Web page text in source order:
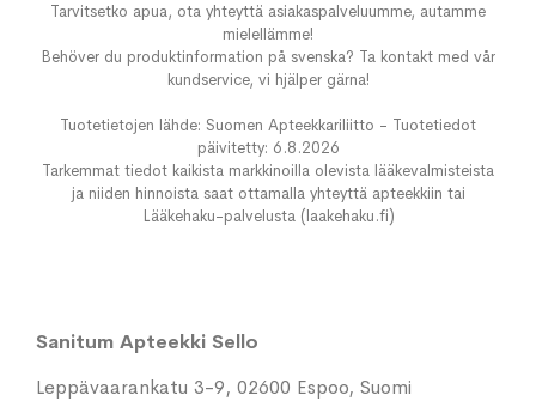
Tarvitsetko apua, ota yhteyttä asiakaspalveluumme, autamme
mielellämme!
Behöver du produktinformation på svenska? Ta kontakt med vår
kundservice, vi hjälper gärna!
Tuotetietojen lähde: Suomen Apteekkariliitto - Tuotetiedot
päivitetty: 6.8.2026
Tarkemmat tiedot kaikista markkinoilla olevista lääkevalmisteista
ja niiden hinnoista saat ottamalla yhteyttä apteekkiin tai
Lääkehaku-palvelusta (laakehaku.fi)
Sanitum Apteekki Sello
Leppävaarankatu 3-9, 02600 Espoo, Suomi